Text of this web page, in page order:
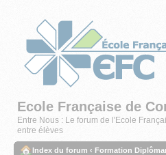
Ecole Française de
Entre Nous : Le forum de l'Ecole
entre élèves
Index du forum ‹ Formation